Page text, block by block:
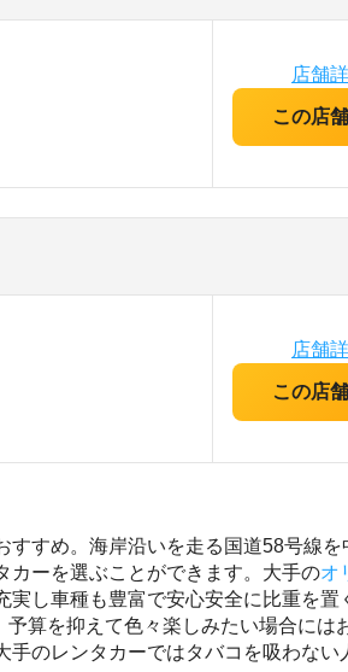
店舗
この店
店舗
この店
すめ。海岸沿いを走る国道58号線
カーを選ぶことができます。大手のオ
し車種も豊富で安心安全に比重を置
算を抑えて色々楽しみたい場合には
のレンタカーではタバコを吸わない